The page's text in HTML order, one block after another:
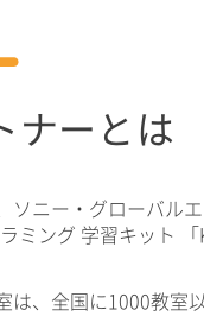
ナーとは
ソニー・グローバル
ミング 学習キット
は、全国に1000教室